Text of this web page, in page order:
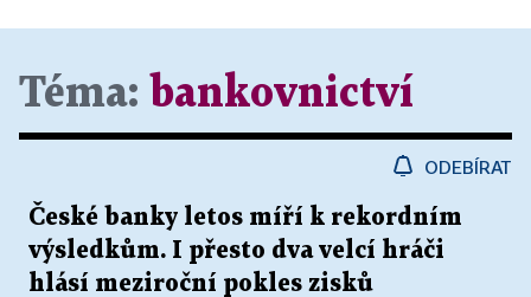
Téma: bankovnictví
ODEBÍRAT
České banky letos míří k rekordním
výsledkům. I přesto dva velcí hráči
hlásí meziroční pokles zisků